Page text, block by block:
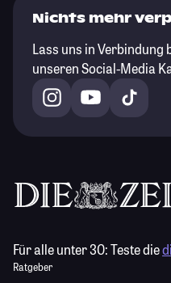
Nichts mehr
Lass uns in Verbindung
unseren Social-Media
Für alle unter 30:Teste die
Ratgeber